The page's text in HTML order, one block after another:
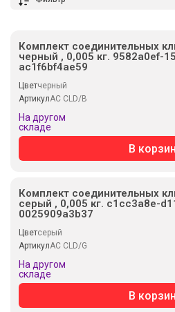
Комплект соединительных
черный , 0,005 кг. 9582a0ef-
ac1f6bf4ae59
Цветчерный
АртикулAC CLD/B
На другом
складе
В
Комплект соединительных
серый , 0,005 кг. c1cc3a8e-
0025909a3b37
Цветсерый
АртикулAC CLD/G
На другом
складе
В